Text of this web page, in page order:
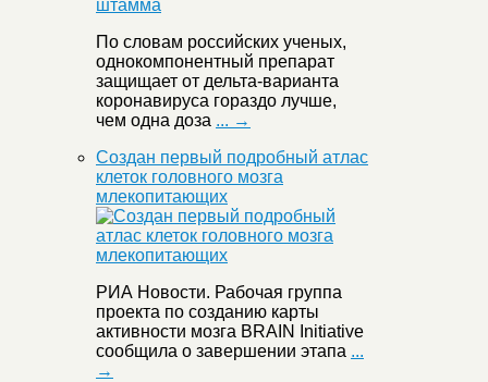
По словам российских ученых,
однокомпонентный препарат
защищает от дельта-варианта
коронавируса гораздо лучше,
чем одна доза ... →
Создан первый подробный атлас
клеток головного мозга
млекопитающих
РИА Новости. Рабочая группа
проекта по созданию карты
активности мозга BRAIN Initiative
сообщила о завершении этапа ...
→